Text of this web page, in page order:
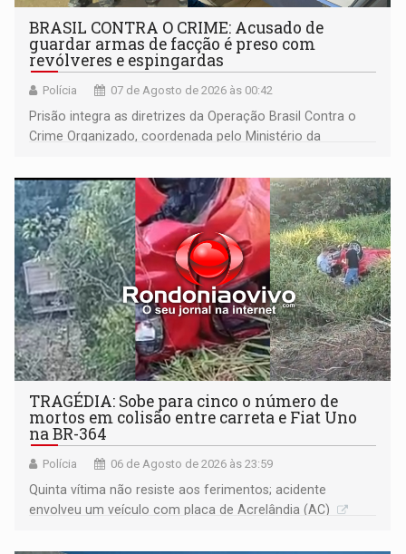
BRASIL CONTRA O CRIME: Acusado de
guardar armas de facção é preso com
revólveres e espingardas
Polícia 07 de Agosto de 2026 às 00:42
Prisão integra as diretrizes da Operação Brasil Contra o
Crime Organizado, coordenada pelo Ministério da
TRAGÉDIA: Sobe para cinco o número de
mortos em colisão entre carreta e Fiat Uno
na BR-364
Polícia 06 de Agosto de 2026 às 23:59
Quinta vítima não resiste aos ferimentos; acidente
envolveu um veículo com placa de Acrelândia (AC)